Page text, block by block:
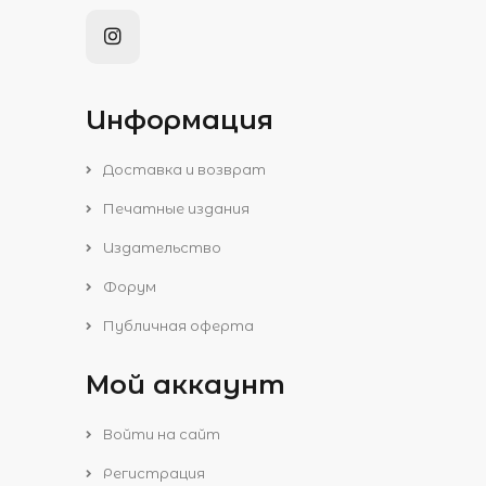
Информация
Доставка и возврат
Печатные издания
Издательство
Форум
Публичная оферта
Мой аккаунт
Войти на сайт
Регистрация